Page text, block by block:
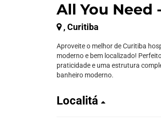
All You Need
, Curitiba
Aproveite o melhor de Curitiba
moderno e bem localizado!
praticidade e uma estrutura
banheiro moderno.
Localitá